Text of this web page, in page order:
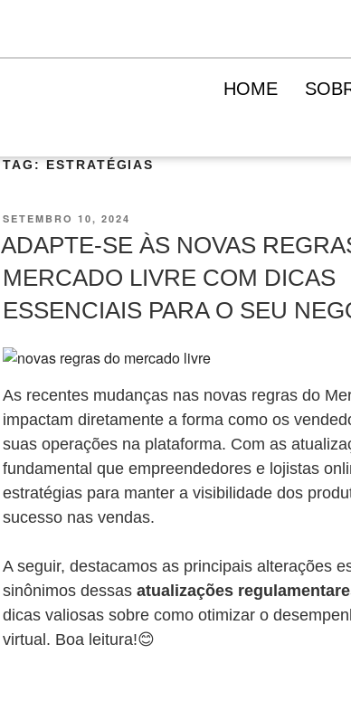
HOME
TAG: ESTRATÉGIAS
SETEMBRO 10, 2024
ADAPTE-SE ÀS NOVAS
MERCADO LIVRE COM DICAS
ESSENCIAIS PARA O SEU
As recentes mudanças nas novas regras do
impactam diretamente a forma como os
suas operações na plataforma. Com as
fundamental que empreendedores e lojistas
estratégias para manter a visibilidade dos
sucesso nas vendas.
A seguir, destacamos as principais alterações
sinônimos dessas atualizações
dicas valiosas sobre como otimizar o
virtual. Boa leitura!😊